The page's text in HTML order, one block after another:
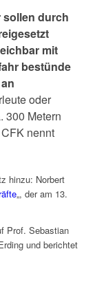
sollen durch
mit
bestünde
oder
300 Metern
nennt
hinzu: Norbert
„, der am 13.
Prof. Sebastian
und berichtet